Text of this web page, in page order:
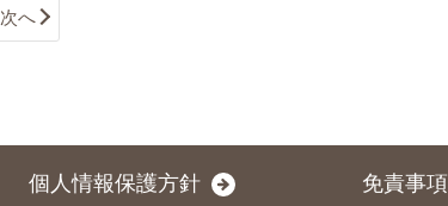
次へ
個人情報保護方針 免責事項